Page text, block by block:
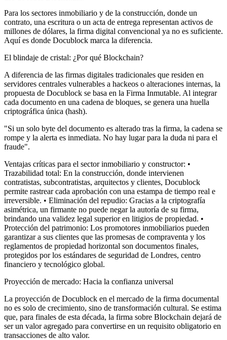
Para los sectores inmobiliario y de la construcción, donde un
contrato, una escritura o un acta de entrega representan activos de
millones de dólares, la firma digital convencional ya no es suficiente.
Aquí es donde Docublock marca la diferencia.
El blindaje de cristal: ¿Por qué Blockchain?
A diferencia de las firmas digitales tradicionales que residen en
servidores centrales vulnerables a hackeos o alteraciones internas, la
propuesta de Docublock se basa en la Firma Inmutable. Al integrar
cada documento en una cadena de bloques, se genera una huella
criptográfica única (hash).
"Si un solo byte del documento es alterado tras la firma, la cadena se
rompe y la alerta es inmediata. No hay lugar para la duda ni para el
fraude".
Ventajas críticas para el sector inmobiliario y constructor: •
Trazabilidad total: En la construcción, donde intervienen
contratistas, subcontratistas, arquitectos y clientes, Docublock
permite rastrear cada aprobación con una estampa de tiempo real e
irreversible. • Eliminación del repudio: Gracias a la criptografía
asimétrica, un firmante no puede negar la autoría de su firma,
brindando una validez legal superior en litigios de propiedad. •
Protección del patrimonio: Los promotores inmobiliarios pueden
garantizar a sus clientes que las promesas de compraventa y los
reglamentos de propiedad horizontal son documentos finales,
protegidos por los estándares de seguridad de Londres, centro
financiero y tecnológico global.
Proyección de mercado: Hacia la confianza universal
La proyección de Docublock en el mercado de la firma documental
no es solo de crecimiento, sino de transformación cultural. Se estima
que, para finales de esta década, la firma sobre Blockchain dejará de
ser un valor agregado para convertirse en un requisito obligatorio en
transacciones de alto valor.